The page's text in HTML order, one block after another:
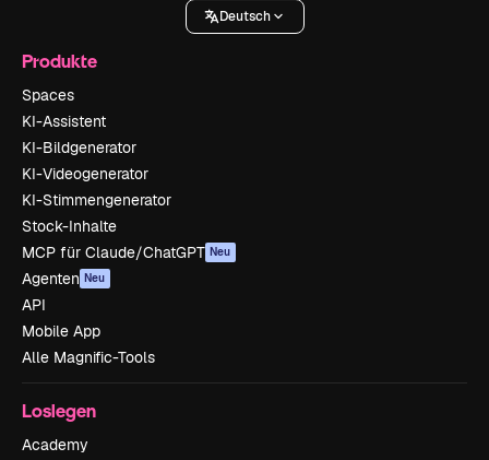
Deutsch
Produkte
Spaces
KI-Assistent
KI-Bildgenerator
KI-Videogenerator
KI-Stimmengenerator
Stock-Inhalte
MCP für Claude/ChatGPT Neu
Agenten Neu
API
Mobile App
Alle Magnific-Tools
Loslegen
Academy